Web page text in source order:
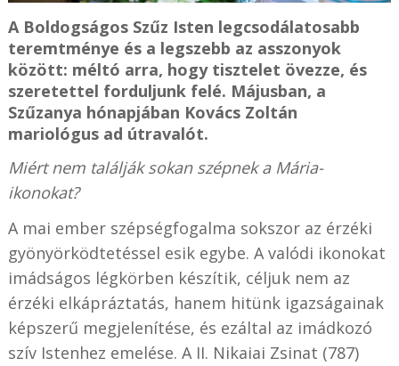
A Boldogságos Szűz Isten legcsodálatosabb
teremtménye és a legszebb az asszonyok
között: méltó arra, hogy tisztelet övezze, és
szeretettel forduljunk felé. Májusban, a
Szűzanya hónapjában Kovács Zoltán
mariológus ad útravalót.
Miért nem találják sokan szépnek a Mária-
ikonokat?
A mai ember szépségfogalma sokszor az érzéki
gyönyörködtetéssel esik egybe. A valódi ikonokat
imádságos légkörben készítik, céljuk nem az
érzéki elkápráztatás, hanem hitünk igazságainak
képszerű megjelenítése, és ezáltal az imádkozó
szív Istenhez emelése. A II. Nikaiai Zsinat (787)